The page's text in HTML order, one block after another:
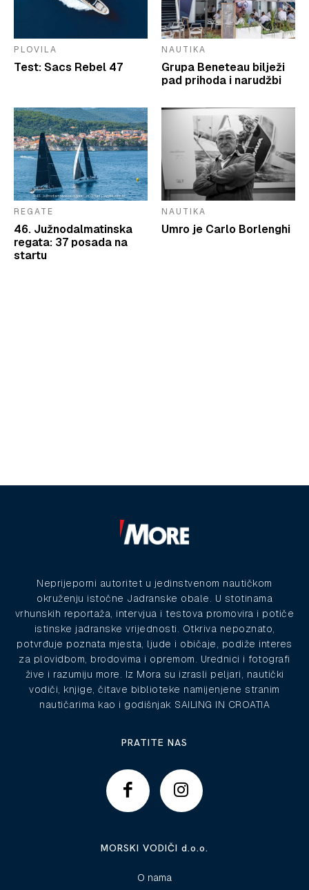
PLOVILA
Test: Sacs Rebel 47
NAUTIKA
Grupa Beneteau bilježi
pad prihoda i narudžbi
REGATE
46. Južnodalmatinska
regata: 37 posada na
startu
NAUTIKA
Umro je Carlo Borlenghi
Neprijeporni autoritet u jedinstvenom nautičkom
okruženju istočne Jadranske obale. U stotinama
vrhunskih reportaža, intervjua i testova promovira i potiče
istinske jadranske vrijednosti. Otkriva nepoznato,
potvrđuje poznata mjesta, ljude i običaje, podiže interes
za plovidbom, brodovima i opremom. Urednici i fotografi
žive i razumiju more. Iz Mora su izrasli peljari, nautički
vodiči, knjige, čitave biblioteke namijenjene stranim
nautičarima kao i godišnjak SAILING IN CROATIA
PRATITE NAS
MORSKI VODIČI d.o.o.
O nama